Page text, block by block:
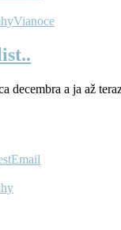
Vianoce
decembra a ja až
Email